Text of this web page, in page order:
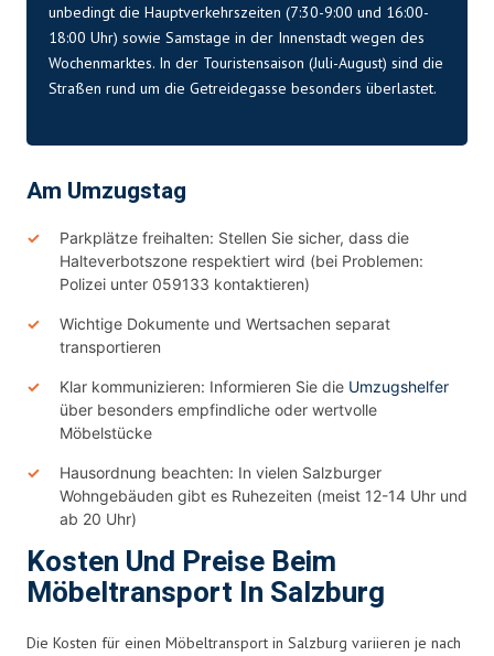
unbedingt die Hauptverkehrszeiten (7:30-9:00 und 16:00-
18:00 Uhr) sowie Samstage in der Innenstadt wegen des
Wochenmarktes. In der Touristensaison (Juli-August) sind die
Straßen rund um die Getreidegasse besonders überlastet.
Am Umzugstag
Parkplätze freihalten: Stellen Sie sicher, dass die
Halteverbotszone respektiert wird (bei Problemen:
Polizei unter 059133 kontaktieren)
Wichtige Dokumente und Wertsachen separat
transportieren
Klar kommunizieren: Informieren Sie die Umzugshelfer
über besonders empfindliche oder wertvolle
Möbelstücke
Hausordnung beachten: In vielen Salzburger
Wohngebäuden gibt es Ruhezeiten (meist 12-14 Uhr und
ab 20 Uhr)
Kosten Und Preise Beim
Möbeltransport In Salzburg
Die Kosten für einen Möbeltransport in Salzburg variieren je nach